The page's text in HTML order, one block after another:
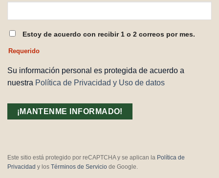
CONSENTIMIENTO
Estoy de acuerdo con recibir 1 o 2 correos por mes.
Requerido
Su información personal es protegida de acuerdo a
nuestra Política de Privacidad y Uso de datos
Este sitio está protegido por reCAPTCHA y se aplican la Política de
Privacidad y los Términos de Servicio de Google.